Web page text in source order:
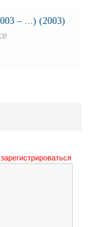
– ...) (2003)
зарегистрироваться